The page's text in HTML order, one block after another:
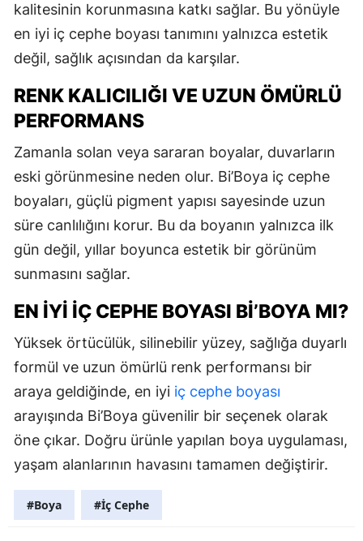
kalitesinin korunmasına katkı sağlar. Bu yönüyle
en iyi iç cephe boyası tanımını yalnızca estetik
değil, sağlık açısından da karşılar.
RENK KALICILIĞI VE UZUN ÖMÜRLÜ
PERFORMANS
Zamanla solan veya sararan boyalar, duvarların
eski görünmesine neden olur. Bi’Boya iç cephe
boyaları, güçlü pigment yapısı sayesinde uzun
süre canlılığını korur. Bu da boyanın yalnızca ilk
gün değil, yıllar boyunca estetik bir görünüm
sunmasını sağlar.
EN İYI İÇ CEPHE BOYASI BI’BOYA MI?
Yüksek örtücülük, silinebilir yüzey, sağlığa duyarlı
formül ve uzun ömürlü renk performansı bir
araya geldiğinde, en iyi iç cephe boyası
arayışında Bi’Boya güvenilir bir seçenek olarak
öne çıkar. Doğru ürünle yapılan boya uygulaması,
yaşam alanlarının havasını tamamen değiştirir.
#Boya #İç Cephe